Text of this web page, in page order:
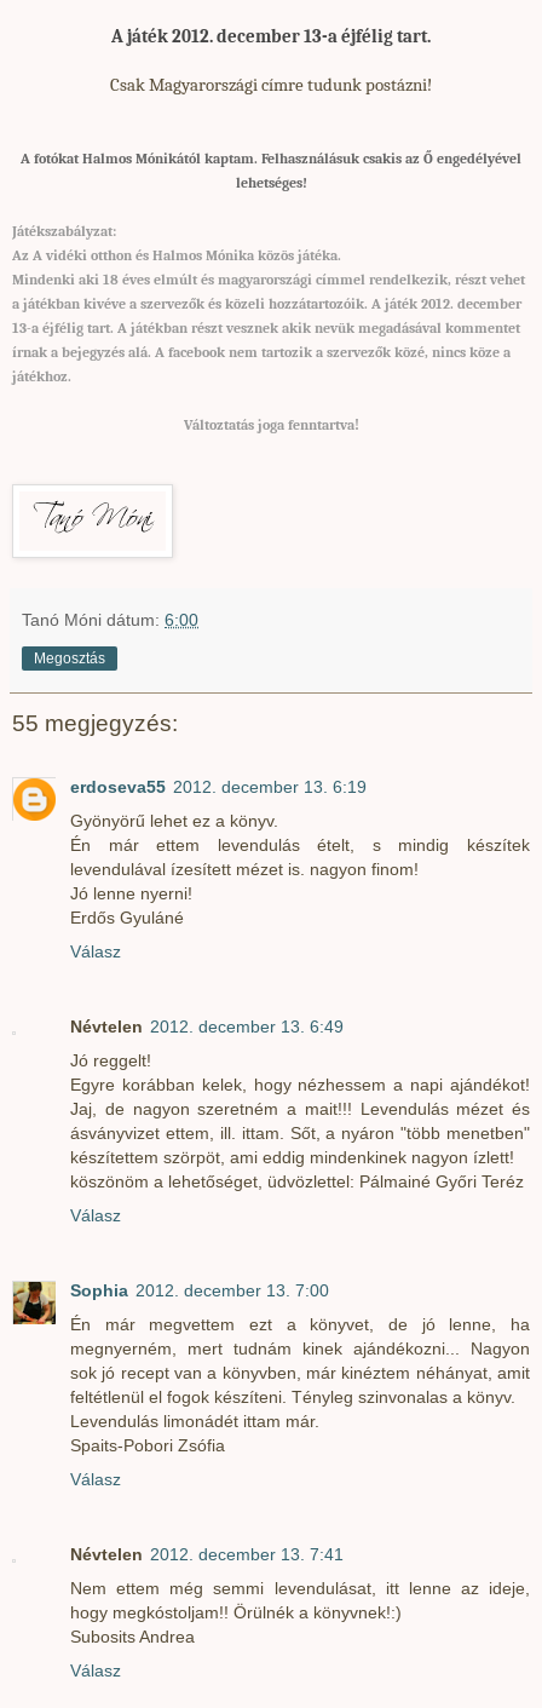
A játék 2012. december 13-a éjfélig tart.
Csak Magyarországi címre tudunk postázni!
A fotókat Halmos Mónikától kaptam. Felhasználásuk csakis az Ő engedélyével
lehetséges!
Játékszabályzat:
Az A vidéki otthon és Halmos Mónika közös játéka.
Mindenki aki 18 éves elmúlt és magyarországi címmel rendelkezik, részt vehet
a játékban kivéve a szervezők és közeli hozzátartozóik. A játék 2012. december
13-a éjfélig tart. A játékban részt vesznek akik nevük megadásával kommentet
írnak a bejegyzés alá. A facebook nem tartozik a szervezők közé, nincs köze a
játékhoz.
Változtatás joga fenntartva!
Tanó Móni dátum: 6:00
Megosztás
55 megjegyzés:
erdoseva55 2012. december 13. 6:19
Gyönyörű lehet ez a könyv.
Én már ettem levendulás ételt, s mindig készítek
levendulával ízesített mézet is. nagyon finom!
Jó lenne nyerni!
Erdős Gyuláné
Válasz
Névtelen 2012. december 13. 6:49
Jó reggelt!
Egyre korábban kelek, hogy nézhessem a napi ajándékot!
Jaj, de nagyon szeretném a mait!!! Levendulás mézet és
ásványvizet ettem, ill. ittam. Sőt, a nyáron "több menetben"
készítettem szörpöt, ami eddig mindenkinek nagyon ízlett!
köszönöm a lehetőséget, üdvözlettel: Pálmainé Győri Teréz
Válasz
Sophia 2012. december 13. 7:00
Én már megvettem ezt a könyvet, de jó lenne, ha
megnyerném, mert tudnám kinek ajándékozni... Nagyon
sok jó recept van a könyvben, már kinéztem néhányat, amit
feltétlenül el fogok készíteni. Tényleg szinvonalas a könyv.
Levendulás limonádét ittam már.
Spaits-Pobori Zsófia
Válasz
Névtelen 2012. december 13. 7:41
Nem ettem még semmi levendulásat, itt lenne az ideje,
hogy megkóstoljam!! Örülnék a könyvnek!:)
Subosits Andrea
Válasz